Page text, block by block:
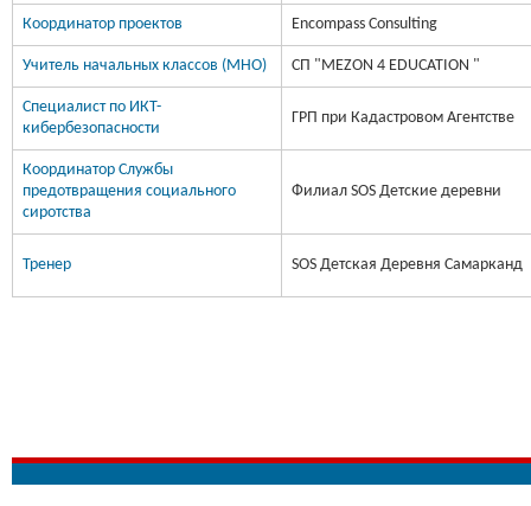
Координатор проектов Encompass Consulting
Учитель начальных классов (МНО) СП "MEZON 4 EDUCATION "
Специалист по ИКТ-
кибербезопасности
ГРП при Кадастровом Агентстве
Координатор Службы
предотвращения социального
сиротства
Филиал SOS Детские деревни
Тренер SOS Детская Деревня Самарканд